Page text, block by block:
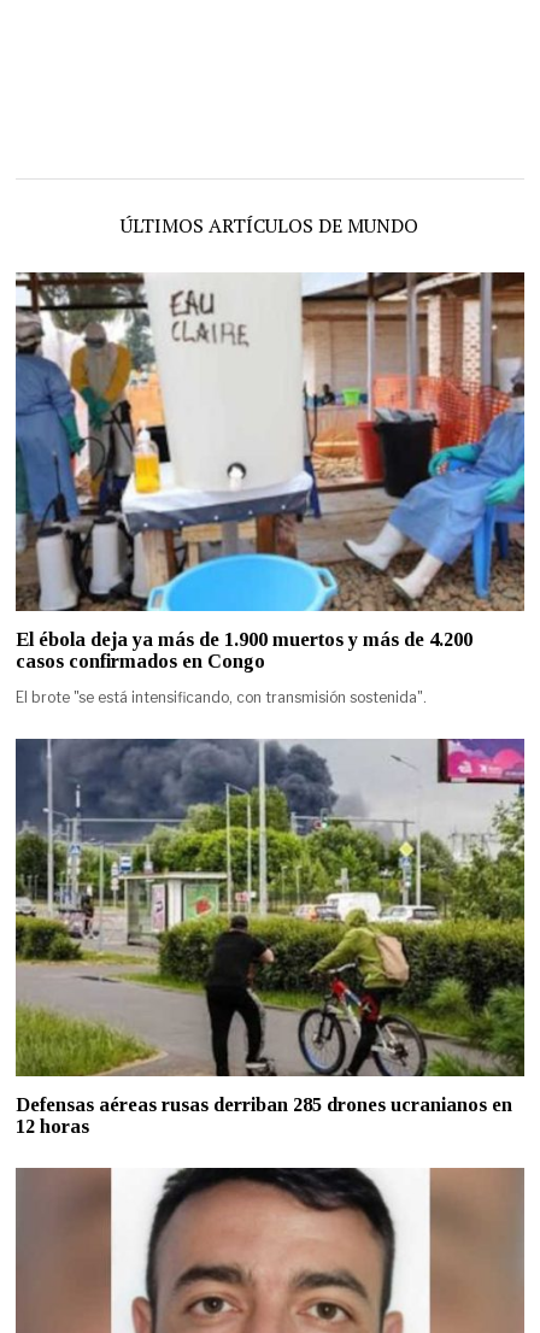
ÚLTIMOS ARTÍCULOS DE MUNDO
El ébola deja ya más de 1.900 muertos y más de 4.200
casos confirmados en Congo
El brote "se está intensificando, con transmisión sostenida".
Defensas aéreas rusas derriban 285 drones ucranianos en
12 horas